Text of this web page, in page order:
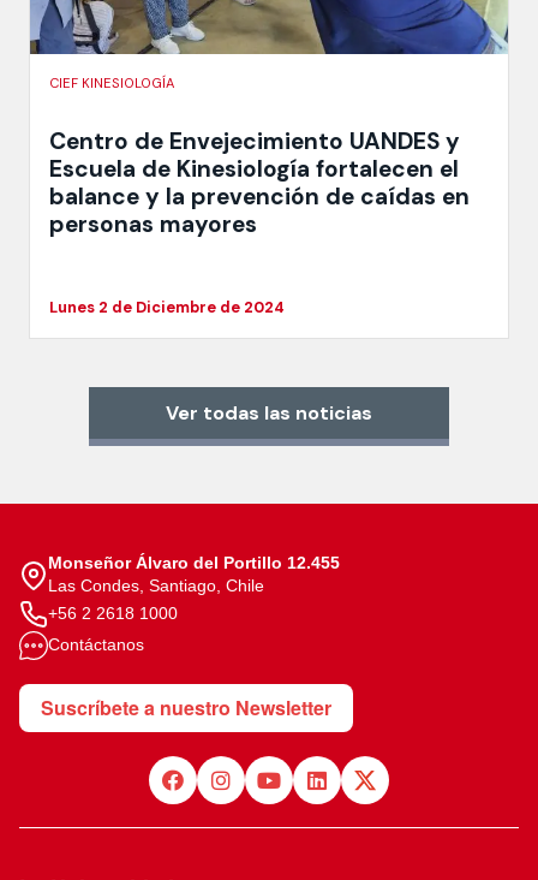
CIEF KINESIOLOGÍA
Centro de Envejecimiento UANDES y
Escuela de Kinesiología fortalecen el
balance y la prevención de caídas en
personas mayores
Lunes 2 de Diciembre de 2024
Ver todas las noticias
Monseñor Álvaro del Portillo 12.455
Las Condes, Santiago, Chile
+56 2 2618 1000
Contáctanos
Suscríbete a nuestro Newsletter